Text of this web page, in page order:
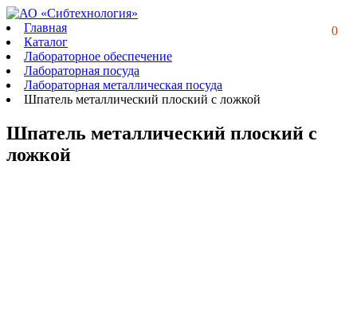
0
Главная
Каталог
Лабораторное обеспечение
Лабораторная посуда
Лабораторная металлическая посуда
Шпатель металлический плоский с ложкой
Шпатель металлический плоский с
ложкой